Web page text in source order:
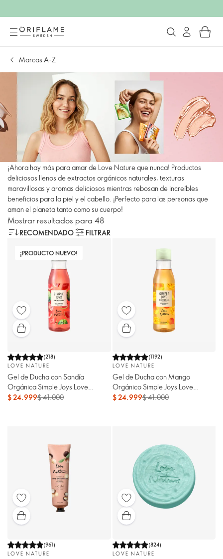
Marcas A-Z
¡Ahora hay más para amar de Love Nature que nunca! Productos
deliciosos llenos de extractos orgánicos naturales, texturas
maravillosas y aromas deliciosos mientras rebosan de increíbles
beneficios para la piel y el cabello. ¡Perfecto para las personas que
aman el planeta tanto como su cuerpo!
Mostrar resultados para 48
RECOMENDADO FILTRAR
¡PRODUCTO NUEVO!
(218)
LOVE NATURE
Gel de Ducha con Sandía
Orgánica Simple Joys Love
Nature
$ 24.999$ 41.000
(1192)
LOVE NATURE
Gel de Ducha con Mango
Orgánico Simple Joys Love
Nature
$ 24.999$ 41.000
(961)
LOVE NATURE
(824)
LOVE NATURE